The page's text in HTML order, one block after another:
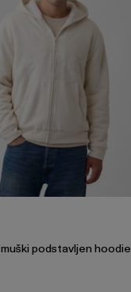
podstavljen hoodie